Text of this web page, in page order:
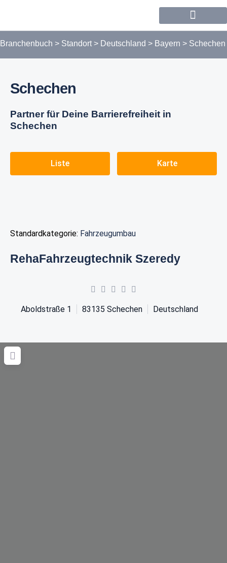
Branchenbuch > Standort > Deutschland > Bayern > Schechen
Schechen
Partner für Deine Barrierefreiheit in
Schechen
Liste Karte
Standardkategorie: Fahrzeugumbau
RehaFahrzeugtechnik Szeredy
Aboldstraße 1 83135 Schechen Deutschland